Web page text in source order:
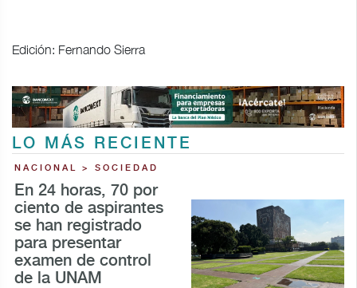
Edición: Fernando Sierra
LO MÁS RECIENTE
NACIONAL > SOCIEDAD
En 24 horas, 70 por
ciento de aspirantes
se han registrado
para presentar
examen de control
de la UNAM